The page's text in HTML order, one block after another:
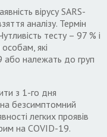
вірусу SARS-
аналізу. Термін
тесту – 97 % і
які
або належать до груп
з 1-го дня
на безсимптомний
легких проявів
на COVID-19.